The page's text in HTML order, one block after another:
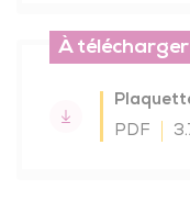
À télécharger
PDF